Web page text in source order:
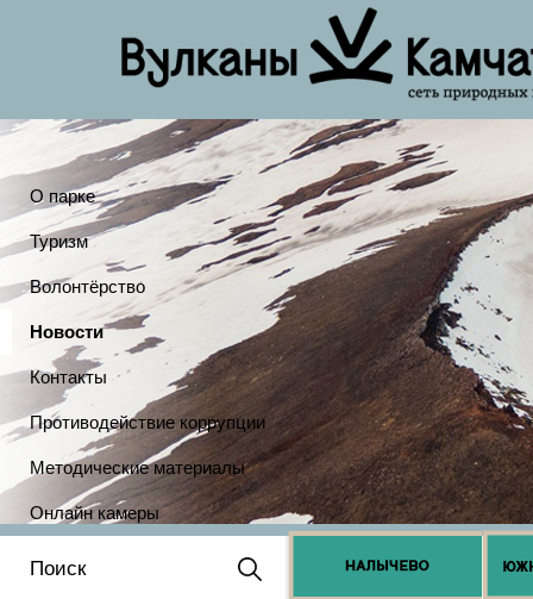
О парке
Туризм
Волонтёрство
Новости
Контакты
Противодействие коррупции
Методические материалы
Онлайн камеры
Положение о выдаче
разрешений 2025